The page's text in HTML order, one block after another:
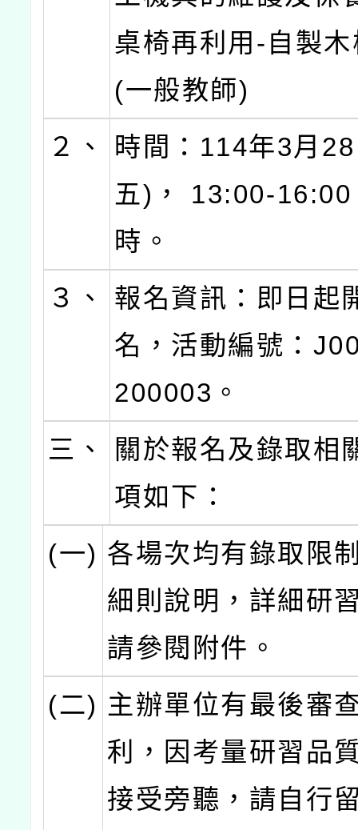
桌椅再利用-自製
(一般教師)
２、
時間：114年3月
五)， 13:00-16:00
時。
３、
報名資訊：即日起
名，活動編號：
200003。
三、
關於報名及錄取相
項如下：
(一) 各場次均有錄取限
細則說明，詳細研
請參閱附件。
(二) 主辦單位有最後審
利，因考量研習品
接受旁聽，請自行